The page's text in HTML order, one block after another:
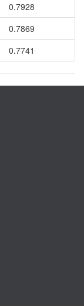
0.7928
0.7869
0.7741